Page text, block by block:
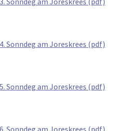
Sonndeg am Joreskrees (pdf)
Sonndeg am Joreskrees (pdf)
Sonndeg am Joreskrees (pdf)